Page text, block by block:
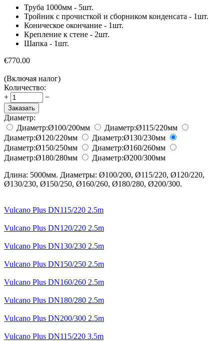
Труба 1000мм - 5шт.
Тройник с прочисткой и сборником конденсата - 1шт.
Коническое окончание - 1шт.
Крепление к стене - 2шт.
Шапка - 1шт.
€770.00
(Включая налог)
Количество:
+
−
Заказать
Диаметр:
Диаметр:Ø100/200мм Диаметр:Ø115/220мм
Диаметр:Ø120/220мм Диаметр:Ø130/230мм
Диаметр:Ø150/250мм Диаметр:Ø160/260мм
Диаметр:Ø180/280мм Диаметр:Ø200/300мм
Длина: 5000мм. Диаметры: Ø100/200, Ø115/220, Ø120/220,
Ø130/230, Ø150/250, Ø160/260, Ø180/280, Ø200/300.
Vulcano Plus DN115/220 2.5m
Vulcano Plus DN120/220 2.5m
Vulcano Plus DN130/230 2.5m
Vulcano Plus DN150/250 2.5m
Vulcano Plus DN160/260 2.5m
Vulcano Plus DN180/280 2.5m
Vulcano Plus DN200/300 2.5m
Vulcano Plus DN115/220 3.5m